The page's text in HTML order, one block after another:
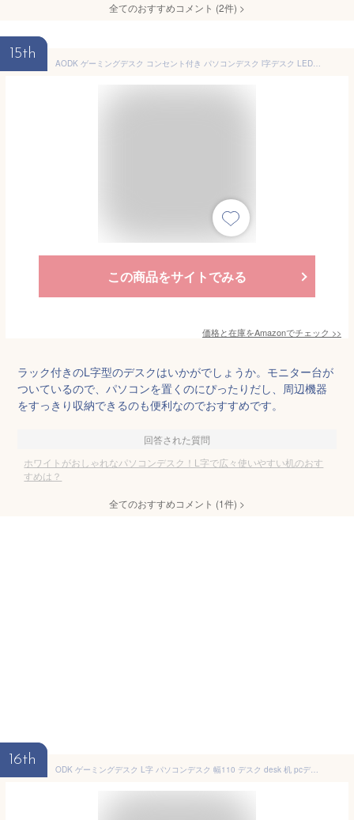
全てのおすすめコメント (2件) >
15th
AODK ゲーミングデスク コンセント付き パソコンデスク l字デスク LEDライト付き デスク 机 幅110 pcデスク 棚付き desk 勉強机 収納 オフィスデスク 仕事用 在宅勤務 組立簡単 ホワイト
この商品をサイトでみる
価格と在庫をAmazonでチェック >>
ラック付きのL字型のデスクはいかがでしょうか。モニター台が
ついているので、パソコンを置くのにぴったりだし、周辺機器
をすっきり収納できるのも便利なのでおすすめです。
回答された質問
ホワイトがおしゃれなパソコンデスク！L字で広々使いやすい机のおす
すめは？
全てのおすすめコメント (1件) >
16th
ODK ゲーミングデスク L字 パソコンデスク 幅110 デスク desk 机 pcデスク 棚付き オフィス ワーク 在宅勤務 桌子 作業机 組立簡単 ホワイト 右棚